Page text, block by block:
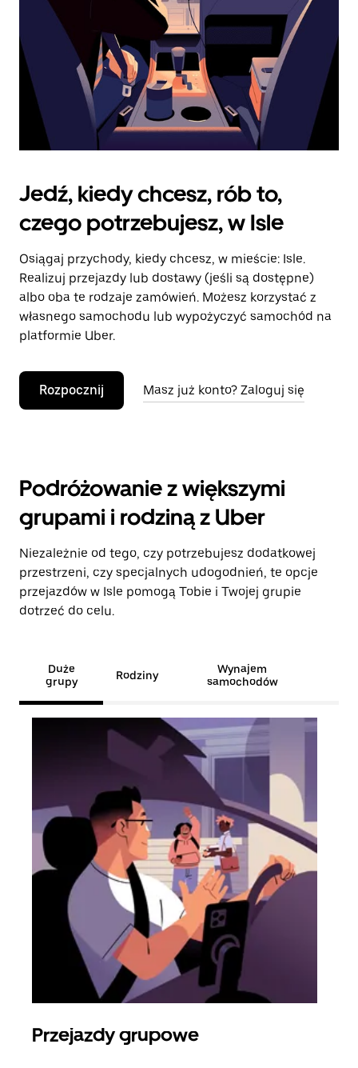
Jedź, kiedy chcesz, rób to,
czego potrzebujesz, w Isle
Osiągaj przychody, kiedy chcesz, w mieście: Isle.
Realizuj przejazdy lub dostawy (jeśli są dostępne)
albo oba te rodzaje zamówień. Możesz korzystać z
własnego samochodu lub wypożyczyć samochód na
platformie Uber.
Rozpocznij Masz już konto? Zaloguj się
Podróżowanie z większymi
grupami i rodziną z Uber
Niezależnie od tego, czy potrzebujesz dodatkowej
przestrzeni, czy specjalnych udogodnień, te opcje
przejazdów w Isle pomogą Tobie i Twojej grupie
dotrzeć do celu.
Duże
grupy
Rodziny
Wynajem
samochodów
Przejazdy grupowe